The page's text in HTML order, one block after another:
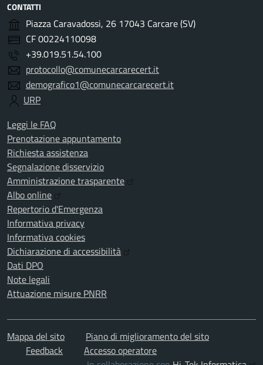
CONTATTI
Piazza Caravadossi, 26 17043 Carcare (SV)
CF 00224110098
+39.019.51.54.100
protocollo@comunecarcarecert.it
demografico1@comunecarcarecert.it
URP
Leggi le FAQ
Prenotazione appuntamento
Richiesta assistenza
Segnalazione disservizio
Amministrazione trasparente
Albo online
Repertorio d'Emergenza
Informativa privacy
Informativa cookies
Dichiarazione di accessibilità
Dati DPO
Note legali
Attuazione misure PNRR
Mappa del sito
Piano di miglioramento del sito
Feedback
Accesso operatore